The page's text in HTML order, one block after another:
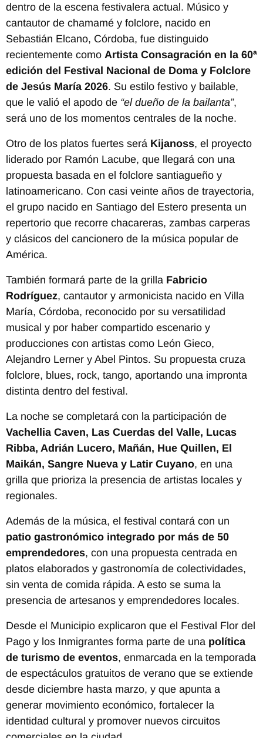
dentro de la escena festivalera actual. Músico y
cantautor de chamamé y folclore, nacido en
Sebastián Elcano, Córdoba, fue distinguido
recientemente como Artista Consagración en la 60ª
edición del Festival Nacional de Doma y Folclore
de Jesús María 2026. Su estilo festivo y bailable,
que le valió el apodo de “el dueño de la bailanta”,
será uno de los momentos centrales de la noche.
Otro de los platos fuertes será Kijanoss, el proyecto
liderado por Ramón Lacube, que llegará con una
propuesta basada en el folclore santiagueño y
latinoamericano. Con casi veinte años de trayectoria,
el grupo nacido en Santiago del Estero presenta un
repertorio que recorre chacareras, zambas carperas
y clásicos del cancionero de la música popular de
América.
También formará parte de la grilla Fabricio
Rodríguez, cantautor y armonicista nacido en Villa
María, Córdoba, reconocido por su versatilidad
musical y por haber compartido escenario y
producciones con artistas como León Gieco,
Alejandro Lerner y Abel Pintos. Su propuesta cruza
folclore, blues, rock, tango, aportando una impronta
distinta dentro del festival.
La noche se completará con la participación de
Vachellia Caven, Las Cuerdas del Valle, Lucas
Ribba, Adrián Lucero, Mañán, Hue Quillen, El
Maikán, Sangre Nueva y Latir Cuyano, en una
grilla que prioriza la presencia de artistas locales y
regionales.
Además de la música, el festival contará con un
patio gastronómico integrado por más de 50
emprendedores, con una propuesta centrada en
platos elaborados y gastronomía de colectividades,
sin venta de comida rápida. A esto se suma la
presencia de artesanos y emprendedores locales.
Desde el Municipio explicaron que el Festival Flor del
Pago y los Inmigrantes forma parte de una política
de turismo de eventos, enmarcada en la temporada
de espectáculos gratuitos de verano que se extiende
desde diciembre hasta marzo, y que apunta a
generar movimiento económico, fortalecer la
identidad cultural y promover nuevos circuitos